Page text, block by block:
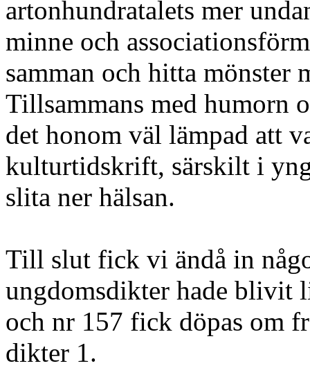
artonhundratalets mer
minne och
samman och hitta mönster
Tillsammans med humorn
det honom väl lämpad att
kulturtidskrift, särskilt i
slita ner hälsan.
Till slut fick vi ändå in
ungdomsdikter hade blivit
och nr 157 fick döpas om
dikter 1.